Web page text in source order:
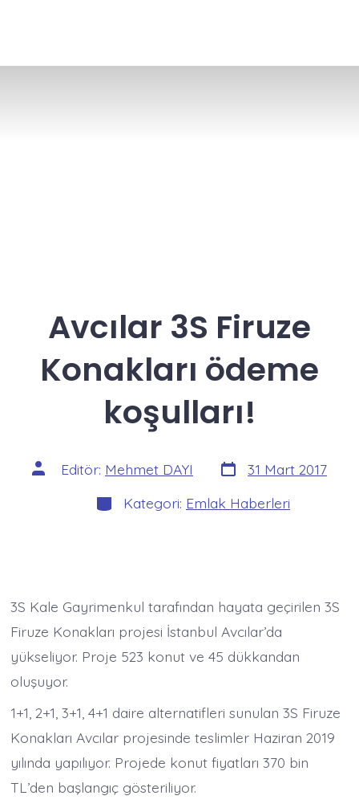
Avcılar 3S Firuze
Konakları ödeme
koşulları!
Yazının
yazarı
Editör: Mehmet DAYI Yazı
tarihi
31 Mart 2017
Kategoriler
Kategori: Emlak Haberleri
3S Kale Gayrimenkul tarafından hayata geçirilen 3S
Firuze Konakları projesi İstanbul Avcılar’da
yükseliyor. Proje 523 konut ve 45 dükkandan
oluşuyor.
1+1, 2+1, 3+1, 4+1 daire alternatifleri sunulan 3S Firuze
Konakları Avcılar projesinde teslimler Haziran 2019
yılında yapılıyor. Projede konut fiyatları 370 bin
TL’den başlangıç gösteriliyor.